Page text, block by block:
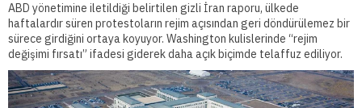
ABD yönetimine iletildiği belirtilen gizli İran raporu, ülkede
haftalardır süren protestoların rejim açısından geri döndürülemez bir
sürece girdiğini ortaya koyuyor. Washington kulislerinde “rejim
değişimi fırsatı” ifadesi giderek daha açık biçimde telaffuz ediliyor.